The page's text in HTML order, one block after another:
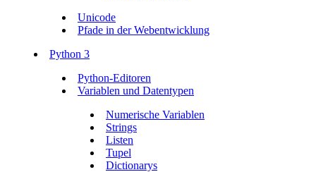
Unicode
Pfade in der Webentwicklung
Python 3
Python-Editoren
Variablen und Datentypen
Numerische Variablen
Strings
Listen
Tupel
Dictionarys